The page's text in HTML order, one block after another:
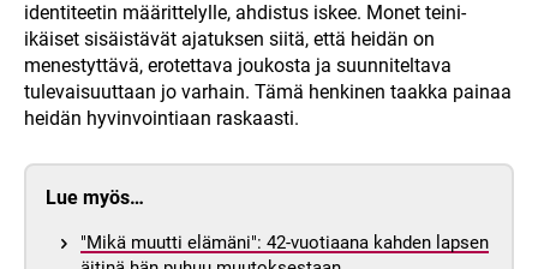
identiteetin määrittelylle, ahdistus iskee. Monet teini-
ikäiset sisäistävät ajatuksen siitä, että heidän on
menestyttävä, erotettava joukosta ja suunniteltava
tulevaisuuttaan jo varhain. Tämä henkinen taakka painaa
heidän hyvinvointiaan raskaasti.
Lue myös…
"Mikä muutti elämäni": 42-vuotiaana kahden lapsen